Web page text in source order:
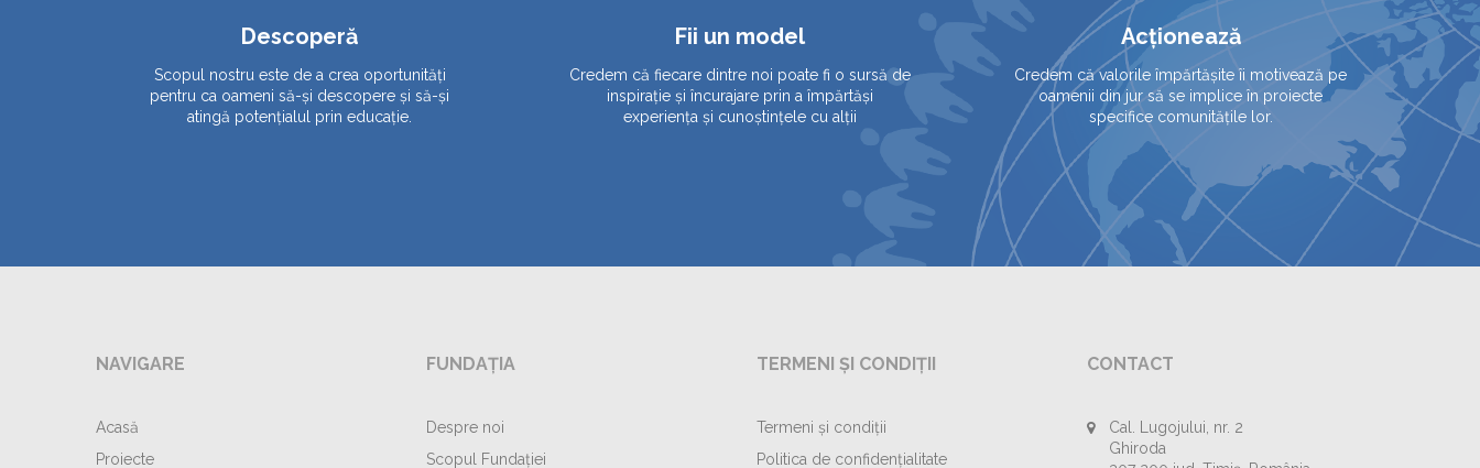
Descoperă
Scopul nostru este de a crea oportunități
pentru ca oameni să-și descopere și să-și
atingă potențialul prin educație.
Fii un model
Credem că fiecare dintre noi poate fi o sursă de
inspirație și încurajare prin a împărtăși
experiența și cunoștințele cu alții
Acționează
Credem că valorile împărtășite îi motivează pe
oamenii din jur să se implice în proiecte
specifice comunitățile lor.
NAVIGARE
Acasă
Proiecte
FUNDAȚIA
Despre noi
Scopul Fundației
TERMENI ȘI CONDIȚII
Termeni și condiții
Politica de confidențialitate
CONTACT
Cal. Lugojului, nr. 2
Ghiroda